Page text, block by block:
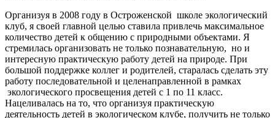
Организуя в 2008 году в Остроженской школе экологический
клуб, я своей главной целью ставила привлечь максимальное
количество детей к общению с природными объектами. Я
стремилась организовать не только познавательную, но и
интересную практическую работу детей на природе. При
большой поддержке коллег и родителей, старалась сделать эту
работу последовательной и целенаправленной в рамках
экологического просвещения детей с 1 по 11 класс.
Нацеливалась на то, что организуя практическую
деятельность детей в экологическом клубе, получить не только